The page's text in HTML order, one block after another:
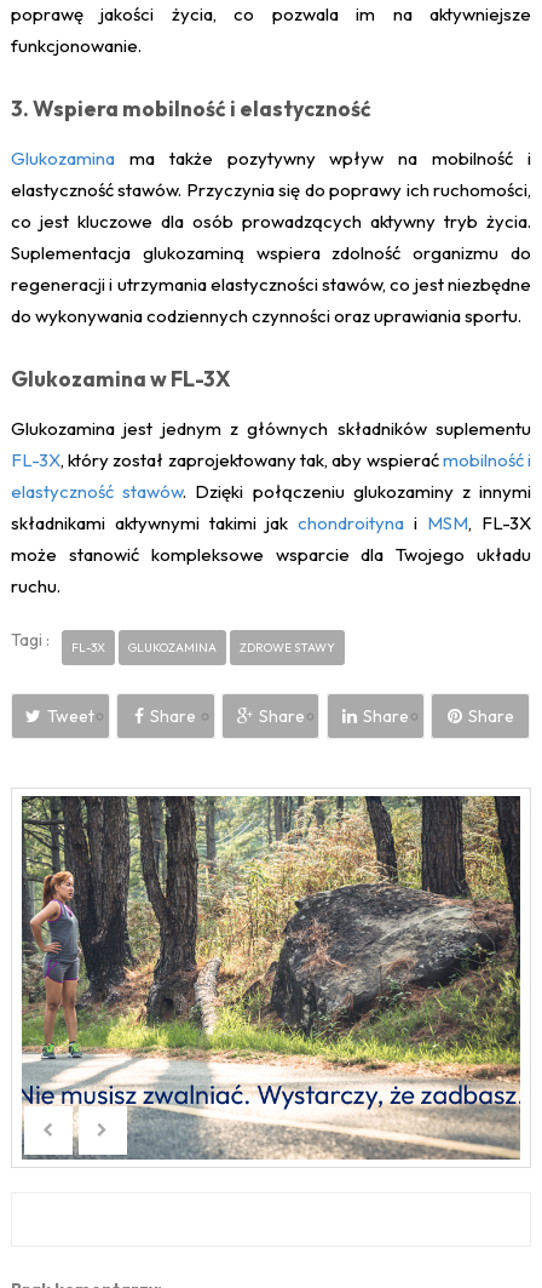
poprawę jakości życia, co pozwala im na aktywniejsze
funkcjonowanie.
3. Wspiera mobilność i elastyczność
Glukozaminama także pozytywny wpływ na mobilność i
elastyczność stawów. Przyczynia się do poprawy ich ruchomości,
co jest kluczowe dla osób prowadzących aktywny tryb życia.
Suplementacja glukozaminą wspiera zdolność organizmu do
regeneracji i utrzymania elastyczności stawów, co jest niezbędne
do wykonywania codziennych czynności oraz uprawiania sportu.
Glukozamina w FL-3X
Glukozamina jest jednym z głównych składników suplementu
FL-3X, który został zaprojektowany tak, aby wspieraćmobilność i
elastyczność stawów. Dzięki połączeniu glukozaminy z innymi
składnikami aktywnymi takimi jakchondroityna i MSM, FL-3X
może stanowić kompleksowe wsparcie dla Twojego układu
ruchu.
Tagi : FL-3X GLUKOZAMINA ZDROWE STAWY
Tweet Share Share Share Share